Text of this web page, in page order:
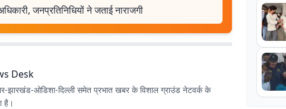
जनप्रतिनिधियों ने जताई नाराजगी
Desk
झारखंड-ओडिशा-दिल्‍ली समेत प्रभात खबर के विशाल ग्राउंड नेटवर्क के
है।